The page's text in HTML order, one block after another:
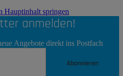
Hauptinhalt springen
anmelden!
Angebote direkt ins Postfach
Abonnieren